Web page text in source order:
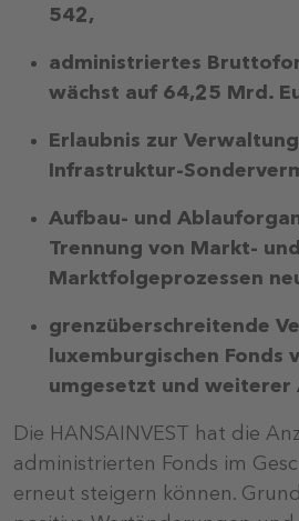
542,
administriertes
wächst auf 64,25 Mrd.
Erlaubnis zur
Infrastruktur-
Aufbau- und
Trennung von Markt- und
Marktfolgeprozessen
grenzüberschreitende
luxemburgischen Fonds
umgesetzt und weiterer
Die HANSAINVEST hat die
administrierten Fonds im
erneut steigern können.